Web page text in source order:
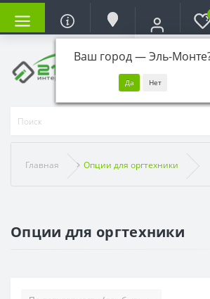
Ваш город —Эль-Монте
Войдите,
Главная Опции для оргтехники
Опции для оргтехники